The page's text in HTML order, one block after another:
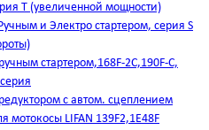
Т (увеличенной мощности)
и Электро стартером, серия S
стартером,168F-2C,190F-C,
с автом. сцеплением
мотокосы LIFAN 139F2,1E48F